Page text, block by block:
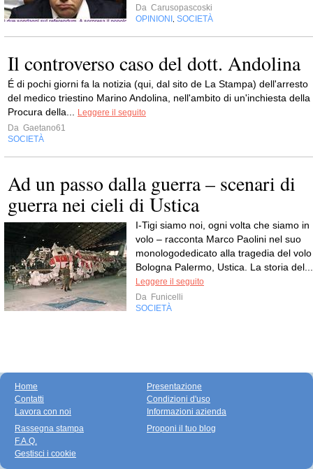
Da Carusopascoski
OPINIONI
SOCIETÀ
Il controverso caso del dott. Andolina
É di pochi giorni fa la notizia (qui, dal sito de La Stampa) dell'arresto
del medico triestino Marino Andolina, nell'ambito di un'inchiesta della
Procura della...
Leggere il seguito
Da Gaetano61
SOCIETÀ
Ad un passo dalla guerra – scenari di
guerra nei cieli di Ustica
I-Tigi siamo noi, ogni volta che siamo in
volo – racconta Marco Paolini nel suo
monologodedicato alla tragedia del volo
Bologna Palermo, Ustica. La storia del...
Leggere il seguito
Da Funicelli
SOCIETÀ
Home
Contatti
Lavora con noi
Presentazione
Condizioni d'uso
Informazioni azienda
Rassegna stampa
F.A.Q.
Gestisci i cookie
Proponi il tuo blog